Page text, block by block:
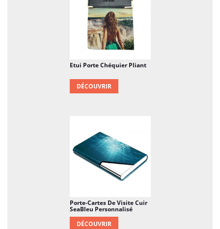
Etui Porte Chéquier Pliant
DÉCOUVRIR
Porte-Cartes De Visite Cuir
SeaBleu Personnalisé
DÉCOUVRIR